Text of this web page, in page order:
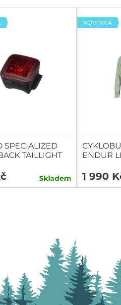
SPECIALIZED
TAILLIGHT
Skladem
NOVINKA
ENDUR
1 990